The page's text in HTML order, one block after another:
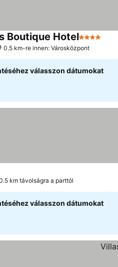
Boutique Hotel4 Kategória
0.5 km-re innen: Városközpont
válasszon dátumokat
km távolságra a parttól
válasszon dátumokat